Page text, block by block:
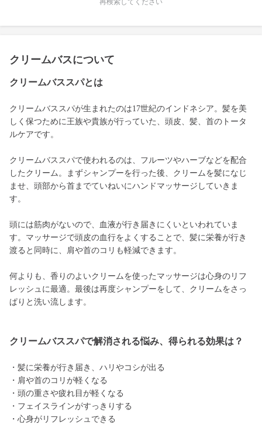
再検索してください
クリームバスについて
クリームバススパとは
クリームバススパが生まれたのは17世紀のインドネシア。髪を美
しく保つために王族や貴族が行っていた、頭皮、髪、首のトータ
ルケアです。
クリームバススパで使われるのは、フルーツやハーブなどを配合
したクリーム。まずシャンプーを行った後、クリームを髪になじ
ませ、頭部から首までていねいにハンドマッサージしていきま
す。
頭には筋肉がないので、血液が行き届きにくいといわれていま
す。マッサージで頭皮の血行をよくすることで、髪に栄養が行き
渡ると同時に、肩や首のコリも軽減できます。
何よりも、香りのよいクリームを使ったマッサージは心身のリフ
レッシュに最適。最後は再度シャンプーをして、クリームをさっ
ぱりと洗い流します。
クリームバススパで解消される悩み、得られる効果は？
・髪に栄養が行き届き、ハリやコシが出る
・肩や首のコリが軽くなる
・頭の重さや疲れ目が軽くなる
・フェイスラインがすっきりする
・心身がリフレッシュできる